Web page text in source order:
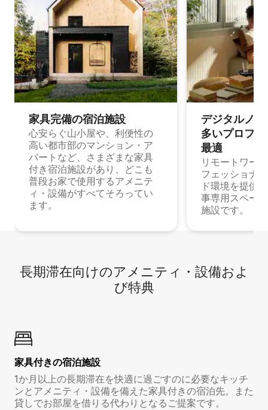
家具完備の宿⁠泊⁠施⁠設
心安らぐ山小屋や、利便性の
高い都市部のマンション・ア
パートなど、さまざまな家具
付き宿泊施設があり、どこも
普段お家で使用するアメニテ
ィ・設備がすべてそろってい
ます。
デジタルノ
多⁠いプ⁠ロ⁠フ⁠
最⁠適
リモートワー
フェッショナ
ド環境を提供
事専用スペー
施設です。
長期滞在向け⁠のア⁠メ⁠ニ⁠テ⁠ィ⁠・設⁠備⁠およ
び特⁠典
家具付き⁠の宿⁠泊⁠施⁠設
1か月以上の長期滞在を快適に過ごすのに必要なキッチ
ンとアメニティ・設備を備えた家具付きの宿泊先。また
貸しでお部屋を借りる代わりとなるご提案です。